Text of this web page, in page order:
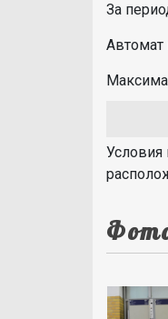
За
Автомат
Условия